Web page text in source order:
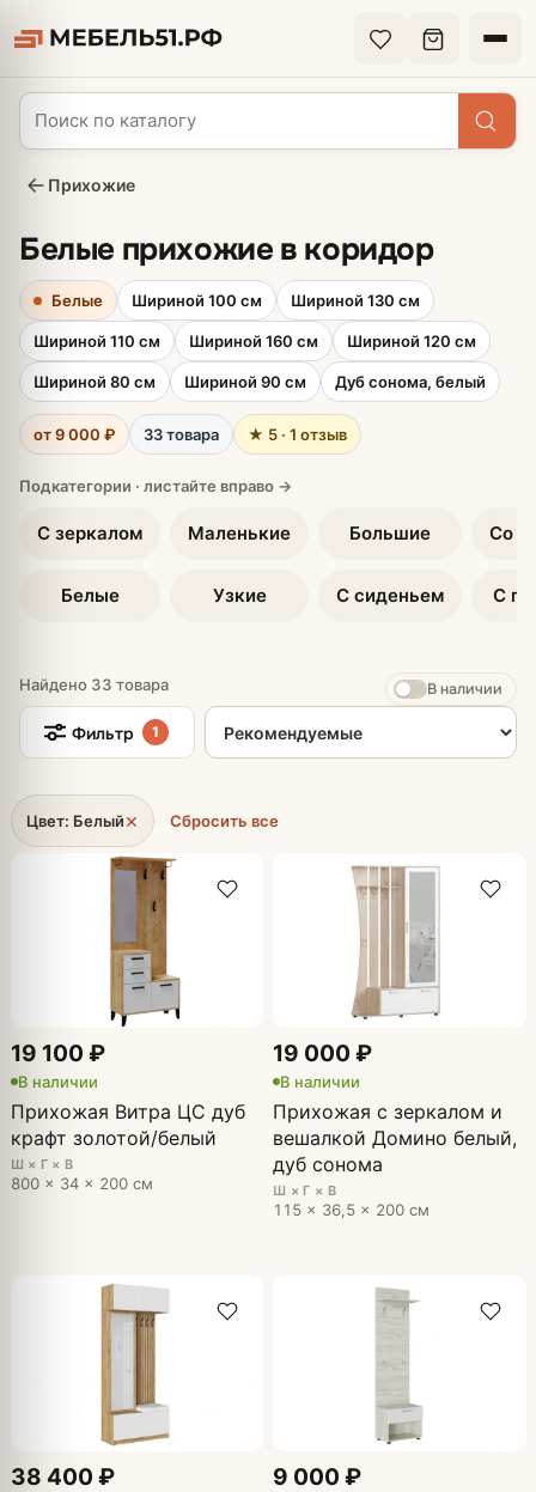
Прихожие
Белые прихожие в коридор
Белые Шириной 100 см Шириной 130 см
Шириной 110 см Шириной 160 см Шириной 120 см
Шириной 80 см Шириной 90 см Дуб сонома, белый
от 9 000 ₽ 33 товара ★ 5 · 1 отзыв
С зеркалом
Белые
Маленькие
Узкие
Большие
С сиденьем
Со
С
Найдено 33 товара В наличии
Фильтр 1
Сортировка товаров
Цвет: Белый× Сбросить все
19 100 ₽
В наличии
Прихожая Витра ЦС дуб
крафт золотой/белый
Ш × Г × В
800 × 34 × 200 см
19 000 ₽
В наличии
Прихожая с зеркалом и
вешалкой Домино белый,
дуб сонома
Ш × Г × В
115 × 36,5 × 200 см
38 400 ₽ 9 000 ₽